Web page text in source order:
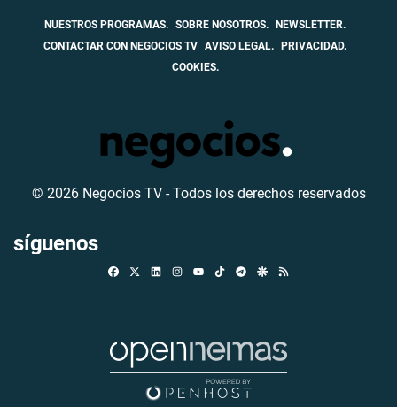
NUESTROS PROGRAMAS. SOBRE NOSOTROS.
NEWSLETTER.
CONTACTAR CON NEGOCIOS TV AVISO LEGAL.
PRIVACIDAD.
COOKIES.
© 2026 Negocios TV - Todos los derechos reservados
síguenos
FacebookLinkedinInstagramTikTokTelegramGoogle Discover